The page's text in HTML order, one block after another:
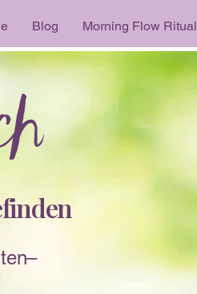
Blog Morning Flow Ritual